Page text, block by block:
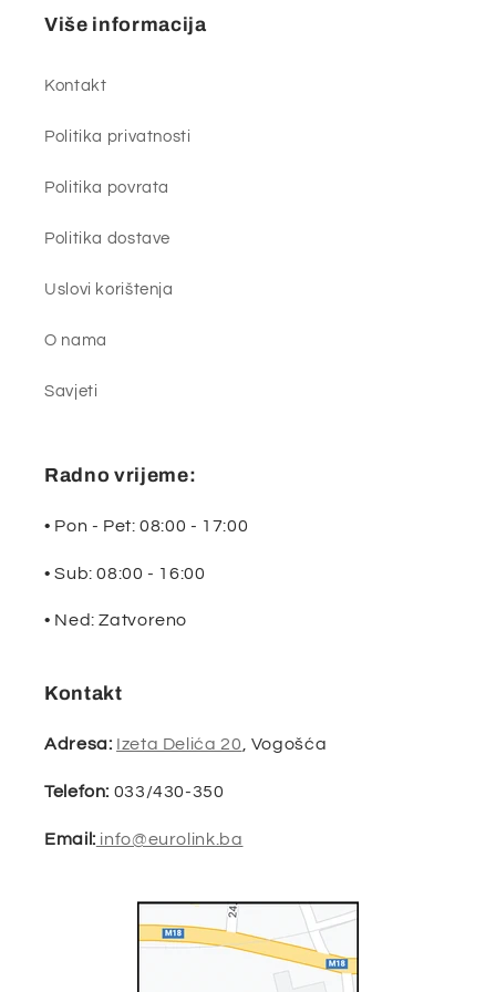
Više informacija
Kontakt
Politika privatnosti
Politika povrata
Politika dostave
Uslovi korištenja
O nama
Savjeti
Radno vrijeme:
• Pon - Pet: 08:00 - 17:00
• Sub: 08:00 - 16:00
• Ned: Zatvoreno
Kontakt
Adresa: Izeta Delića 20, Vogošća
Telefon: 033/430-350
Email: info@eurolink.ba